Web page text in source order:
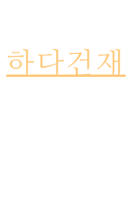
하다건재